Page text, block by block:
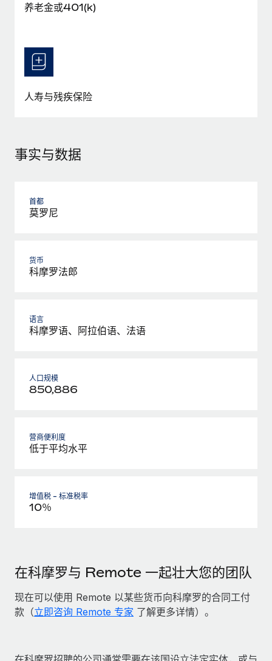
养老金或401(k)
人寿与残疾保险
事实与数据
首都
莫罗尼
货币
科摩罗法郎
语言
科摩罗语、阿拉伯语、法语
人口规模
850,886
营商便利度
低于平均水平
增值税 - 标准税率
10％
在科摩罗与 Remote 一起壮大您的团队
现在可以使用 Remote 以某些货币向科摩罗的合同工付
款（立即咨询 Remote 专家 了解更多详情）。